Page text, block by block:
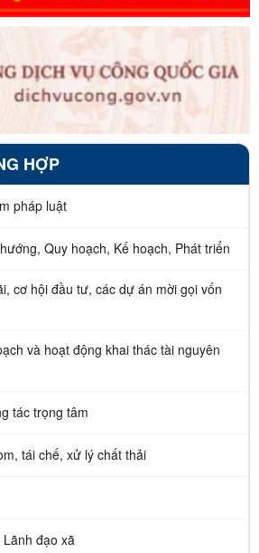
HỢP
pháp luật
Quy hoạch, Kế hoạch, Phát triển
cơ hội đầu tư, các dự án mời gọi vốn
và hoạt động khai thác tài nguyên
tác trọng tâm
tái chế, xử lý chất thải
đạo xã